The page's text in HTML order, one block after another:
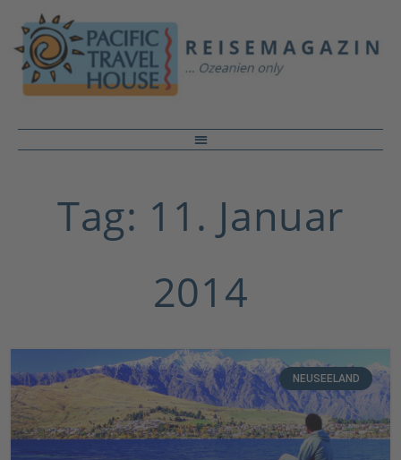
Tag: 11. Januar
2014
NEUSEELAND